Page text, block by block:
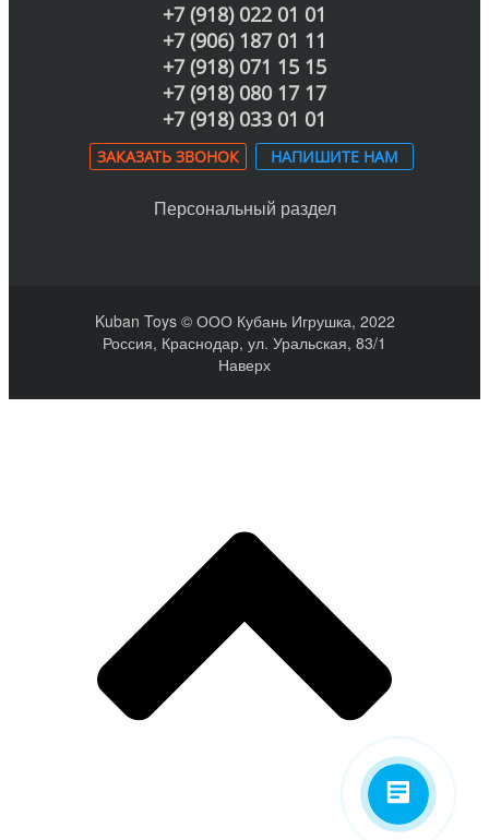
+7 (918) 022 01 01
+7 (906) 187 01 11
+7 (918) 071 15 15
+7 (918) 080 17 17
+7 (918) 033 01 01
ЗАКАЗАТЬ ЗВОНОК НАПИШИТЕ НАМ
Персональный раздел
Kuban Toys © ООО Кубань Игрушка, 2022
Россия, Краснодар, ул. Уральская, 83/1
Наверх